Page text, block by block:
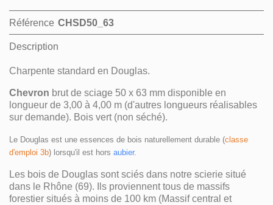
Référence CHSD50_63
Description
Charpente standard en Douglas.
Chevron brut de sciage 50 x 63 mm disponible en
longueur de 3,00 à 4,00 m (d'autres longueurs réalisables
sur demande). Bois vert (non séché).
Le Douglas est une essences de bois naturellement durable (classe
d'emploi 3b) lorsqu'il est hors aubier.
Les bois de Douglas sont sciés dans notre scierie situé
dans le Rhône (69). Ils proviennent tous de massifs
forestier situés à moins de 100 km (Massif central et